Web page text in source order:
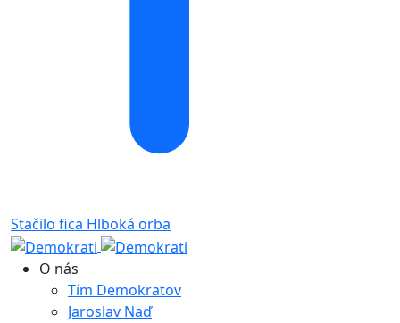
Stačilo fica Hlboká orba
O nás
Tím Demokratov
Jaroslav Naď